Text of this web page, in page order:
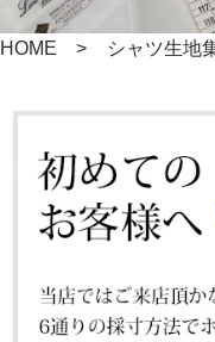
HOME シャツ生地